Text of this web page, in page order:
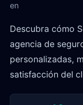
en
Descubra cómo
agencia de
personalizadas,
satisfacción del